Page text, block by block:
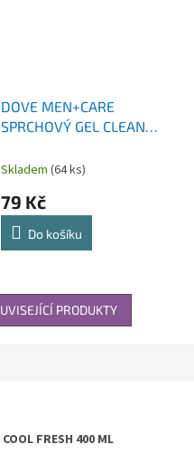
DOVE MEN+CARE
SPRCHOVÝ GEL CLEAN
Skladem (64 ks)
79 Kč
Do košíku
PRODUKTY
FRESH 400 ML